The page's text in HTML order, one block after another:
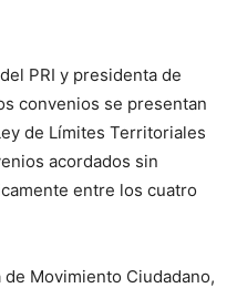
PRI y presidenta de
convenios se presentan
de Límites Territoriales
acordados sin
entre los cuatro
Movimiento Ciudadano,